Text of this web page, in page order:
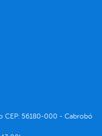
CEP: 56180-000 - Cabrobó